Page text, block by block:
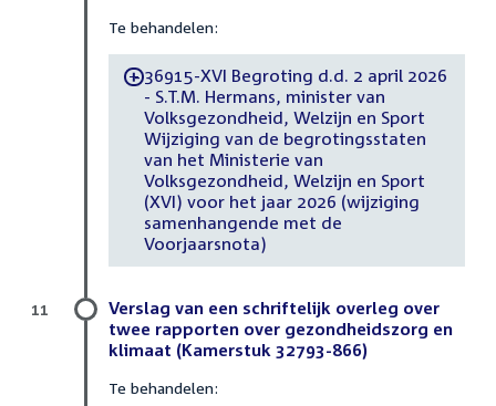
Te behandelen:
-36915-XVI Begroting d.d. 2 april 2026
- S.T.M. Hermans, minister van
Volksgezondheid, Welzijn en Sport
Wijziging van de begrotingsstaten
van het Ministerie van
Volksgezondheid, Welzijn en Sport
(XVI) voor het jaar 2026 (wijziging
samenhangende met de
Voorjaarsnota)
Verslag van een schriftelijk overleg over
twee rapporten over gezondheidszorg en
klimaat (Kamerstuk 32793-866)
Te behandelen:
11